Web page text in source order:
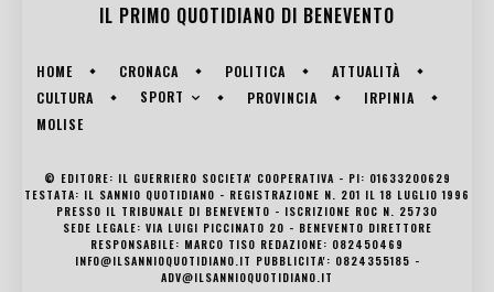
IL PRIMO QUOTIDIANO DI BENEVENTO
HOME CRONACA POLITICA
ATTUALITÀ
CULTURA
SPORT PROVINCIA
IRPINIA
MOLISE
© EDITORE: IL GUERRIERO SOCIETA' COOPERATIVA - PI: 01633200629
TESTATA: IL SANNIO QUOTIDIANO - REGISTRAZIONE N. 201 IL 18 LUGLIO 1996
PRESSO IL TRIBUNALE DI BENEVENTO - ISCRIZIONE ROC N. 25730
SEDE LEGALE: VIA LUIGI PICCINATO 20 - BENEVENTO DIRETTORE
RESPONSABILE: MARCO TISO REDAZIONE: 082450469
INFO@ILSANNIOQUOTIDIANO.IT PUBBLICITA': 0824355185 -
ADV@ILSANNIOQUOTIDIANO.IT